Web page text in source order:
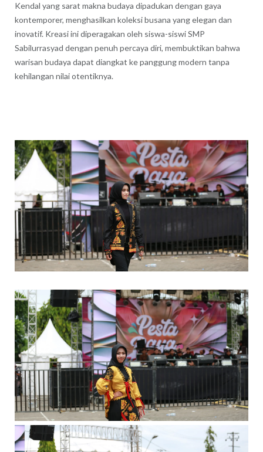
Kendal yang sarat makna budaya dipadukan dengan gaya
kontemporer, menghasilkan koleksi busana yang elegan dan
inovatif. Kreasi ini diperagakan oleh siswa-siswi SMP
Sabilurrasyad dengan penuh percaya diri, membuktikan bahwa
warisan budaya dapat diangkat ke panggung modern tanpa
kehilangan nilai otentiknya.